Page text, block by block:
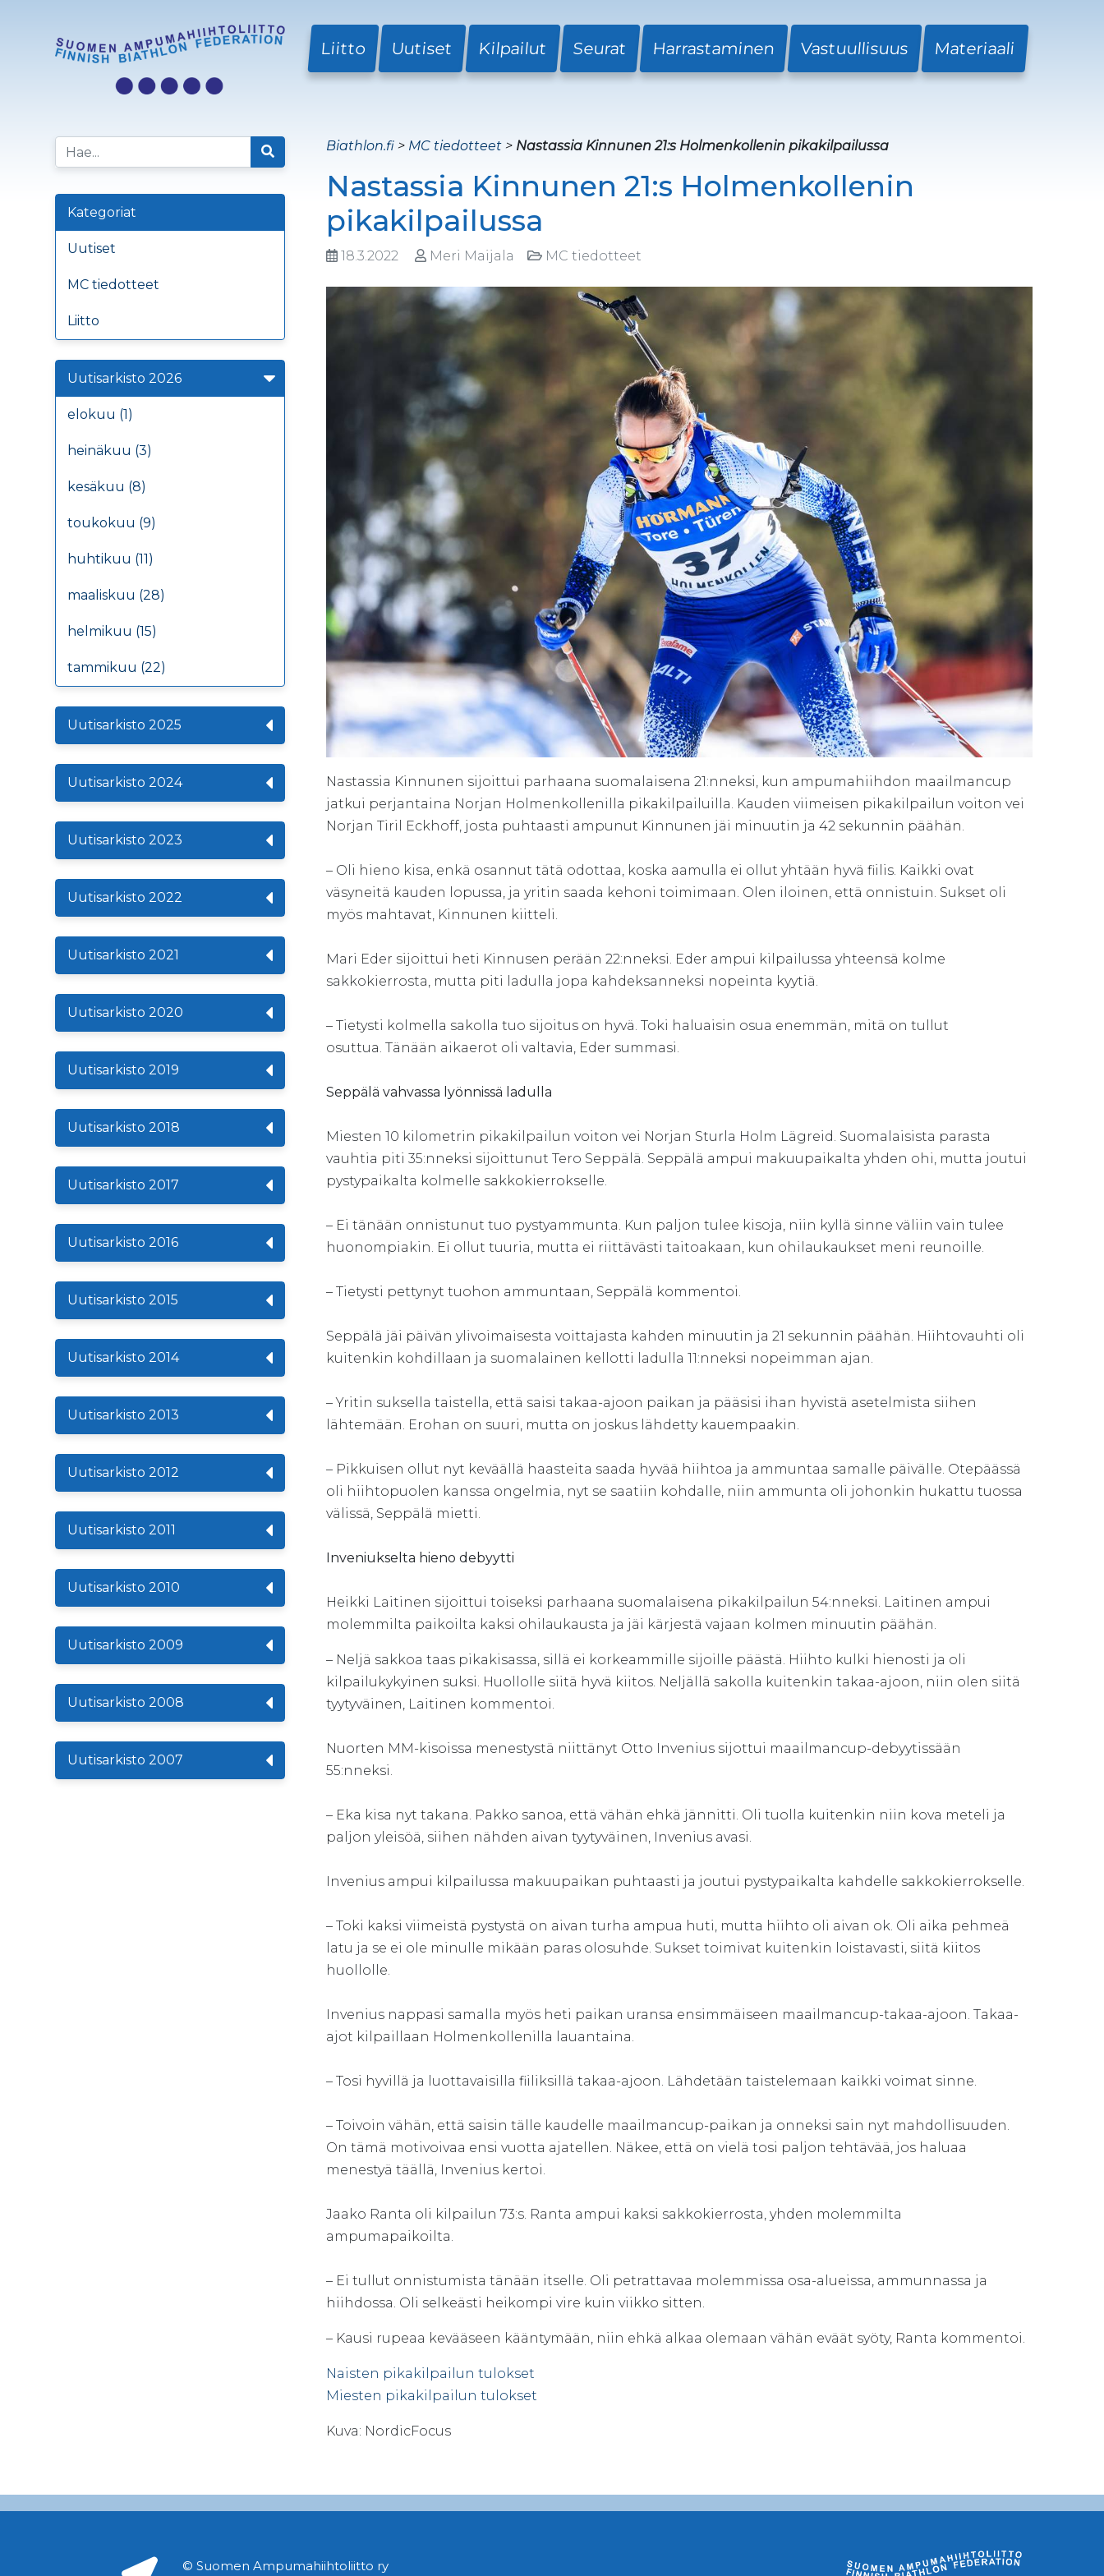
Liitto Uutiset Kilpailut Seurat Harrastaminen Vastuullisuus Materiaali
Kategoriat
Uutiset
MC tiedotteet
Liitto
Uutisarkisto 2026
elokuu (1)
heinäkuu (3)
kesäkuu (8)
toukokuu (9)
huhtikuu (11)
maaliskuu (28)
helmikuu (15)
tammikuu (22)
Uutisarkisto 2025
Uutisarkisto 2024
Uutisarkisto 2023
Uutisarkisto 2022
Uutisarkisto 2021
Uutisarkisto 2020
Uutisarkisto 2019
Uutisarkisto 2018
Uutisarkisto 2017
Uutisarkisto 2016
Uutisarkisto 2015
Uutisarkisto 2014
Uutisarkisto 2013
Uutisarkisto 2012
Uutisarkisto 2011
Uutisarkisto 2010
Uutisarkisto 2009
Uutisarkisto 2008
Uutisarkisto 2007
Biathlon.fi > MC tiedotteet > Nastassia Kinnunen 21:s Holmenkollenin pikakilpailussa
Nastassia Kinnunen 21:s Holmenkollenin
pikakilpailussa
18.3.2022 Meri Maijala MC tiedotteet
Nastassia Kinnunen sijoittui parhaana suomalaisena 21:nneksi, kun ampumahiihdon maailmancup
jatkui perjantaina Norjan Holmenkollenilla pikakilpailuilla. Kauden viimeisen pikakilpailun voiton vei
Norjan Tiril Eckhoff, josta puhtaasti ampunut Kinnunen jäi minuutin ja 42 sekunnin päähän.
– Oli hieno kisa, enkä osannut tätä odottaa, koska aamulla ei ollut yhtään hyvä fiilis. Kaikki ovat
väsyneitä kauden lopussa, ja yritin saada kehoni toimimaan. Olen iloinen, että onnistuin. Sukset oli
myös mahtavat, Kinnunen kiitteli.
Mari Eder sijoittui heti Kinnusen perään 22:nneksi. Eder ampui kilpailussa yhteensä kolme
sakkokierrosta, mutta piti ladulla jopa kahdeksanneksi nopeinta kyytiä.
– Tietysti kolmella sakolla tuo sijoitus on hyvä. Toki haluaisin osua enemmän, mitä on tullut
osuttua. Tänään aikaerot oli valtavia, Eder summasi.
Seppälä vahvassa lyönnissä ladulla
Miesten 10 kilometrin pikakilpailun voiton vei Norjan Sturla Holm Lägreid. Suomalaisista parasta
vauhtia piti 35:nneksi sijoittunut Tero Seppälä. Seppälä ampui makuupaikalta yhden ohi, mutta joutui
pystypaikalta kolmelle sakkokierrokselle.
– Ei tänään onnistunut tuo pystyammunta. Kun paljon tulee kisoja, niin kyllä sinne väliin vain tulee
huonompiakin. Ei ollut tuuria, mutta ei riittävästi taitoakaan, kun ohilaukaukset meni reunoille.
– Tietysti pettynyt tuohon ammuntaan, Seppälä kommentoi.
Seppälä jäi päivän ylivoimaisesta voittajasta kahden minuutin ja 21 sekunnin päähän. Hiihtovauhti oli
kuitenkin kohdillaan ja suomalainen kellotti ladulla 11:nneksi nopeimman ajan.
– Yritin suksella taistella, että saisi takaa-ajoon paikan ja pääsisi ihan hyvistä asetelmista siihen
lähtemään. Erohan on suuri, mutta on joskus lähdetty kauempaakin.
– Pikkuisen ollut nyt keväällä haasteita saada hyvää hiihtoa ja ammuntaa samalle päivälle. Otepäässä
oli hiihtopuolen kanssa ongelmia, nyt se saatiin kohdalle, niin ammunta oli johonkin hukattu tuossa
välissä, Seppälä mietti.
Inveniukselta hieno debyytti
Heikki Laitinen sijoittui toiseksi parhaana suomalaisena pikakilpailun 54:nneksi. Laitinen ampui
molemmilta paikoilta kaksi ohilaukausta ja jäi kärjestä vajaan kolmen minuutin päähän.
– Neljä sakkoa taas pikakisassa, sillä ei korkeammille sijoille päästä. Hiihto kulki hienosti ja oli
kilpailukykyinen suksi. Huollolle siitä hyvä kiitos. Neljällä sakolla kuitenkin takaa-ajoon, niin olen siitä
tyytyväinen, Laitinen kommentoi.
Nuorten MM-kisoissa menestystä niittänyt Otto Invenius sijottui maailmancup-debyytissään
55:nneksi.
– Eka kisa nyt takana. Pakko sanoa, että vähän ehkä jännitti. Oli tuolla kuitenkin niin kova meteli ja
paljon yleisöä, siihen nähden aivan tyytyväinen, Invenius avasi.
Invenius ampui kilpailussa makuupaikan puhtaasti ja joutui pystypaikalta kahdelle sakkokierrokselle.
– Toki kaksi viimeistä pystystä on aivan turha ampua huti, mutta hiihto oli aivan ok. Oli aika pehmeä
latu ja se ei ole minulle mikään paras olosuhde. Sukset toimivat kuitenkin loistavasti, siitä kiitos
huollolle.
Invenius nappasi samalla myös heti paikan uransa ensimmäiseen maailmancup-takaa-ajoon. Takaa-
ajot kilpaillaan Holmenkollenilla lauantaina.
– Tosi hyvillä ja luottavaisilla fiiliksillä takaa-ajoon. Lähdetään taistelemaan kaikki voimat sinne.
– Toivoin vähän, että saisin tälle kaudelle maailmancup-paikan ja onneksi sain nyt mahdollisuuden.
On tämä motivoivaa ensi vuotta ajatellen. Näkee, että on vielä tosi paljon tehtävää, jos haluaa
menestyä täällä, Invenius kertoi.
Jaako Ranta oli kilpailun 73:s. Ranta ampui kaksi sakkokierrosta, yhden molemmilta
ampumapaikoilta.
– Ei tullut onnistumista tänään itselle. Oli petrattavaa molemmissa osa-alueissa, ammunnassa ja
hiihdossa. Oli selkeästi heikompi vire kuin viikko sitten.
– Kausi rupeaa kevääseen kääntymään, niin ehkä alkaa olemaan vähän eväät syöty, Ranta kommentoi.
Naisten pikakilpailun tulokset
Miesten pikakilpailun tulokset
Kuva: NordicFocus
© Suomen Ampumahiihtoliitto ry